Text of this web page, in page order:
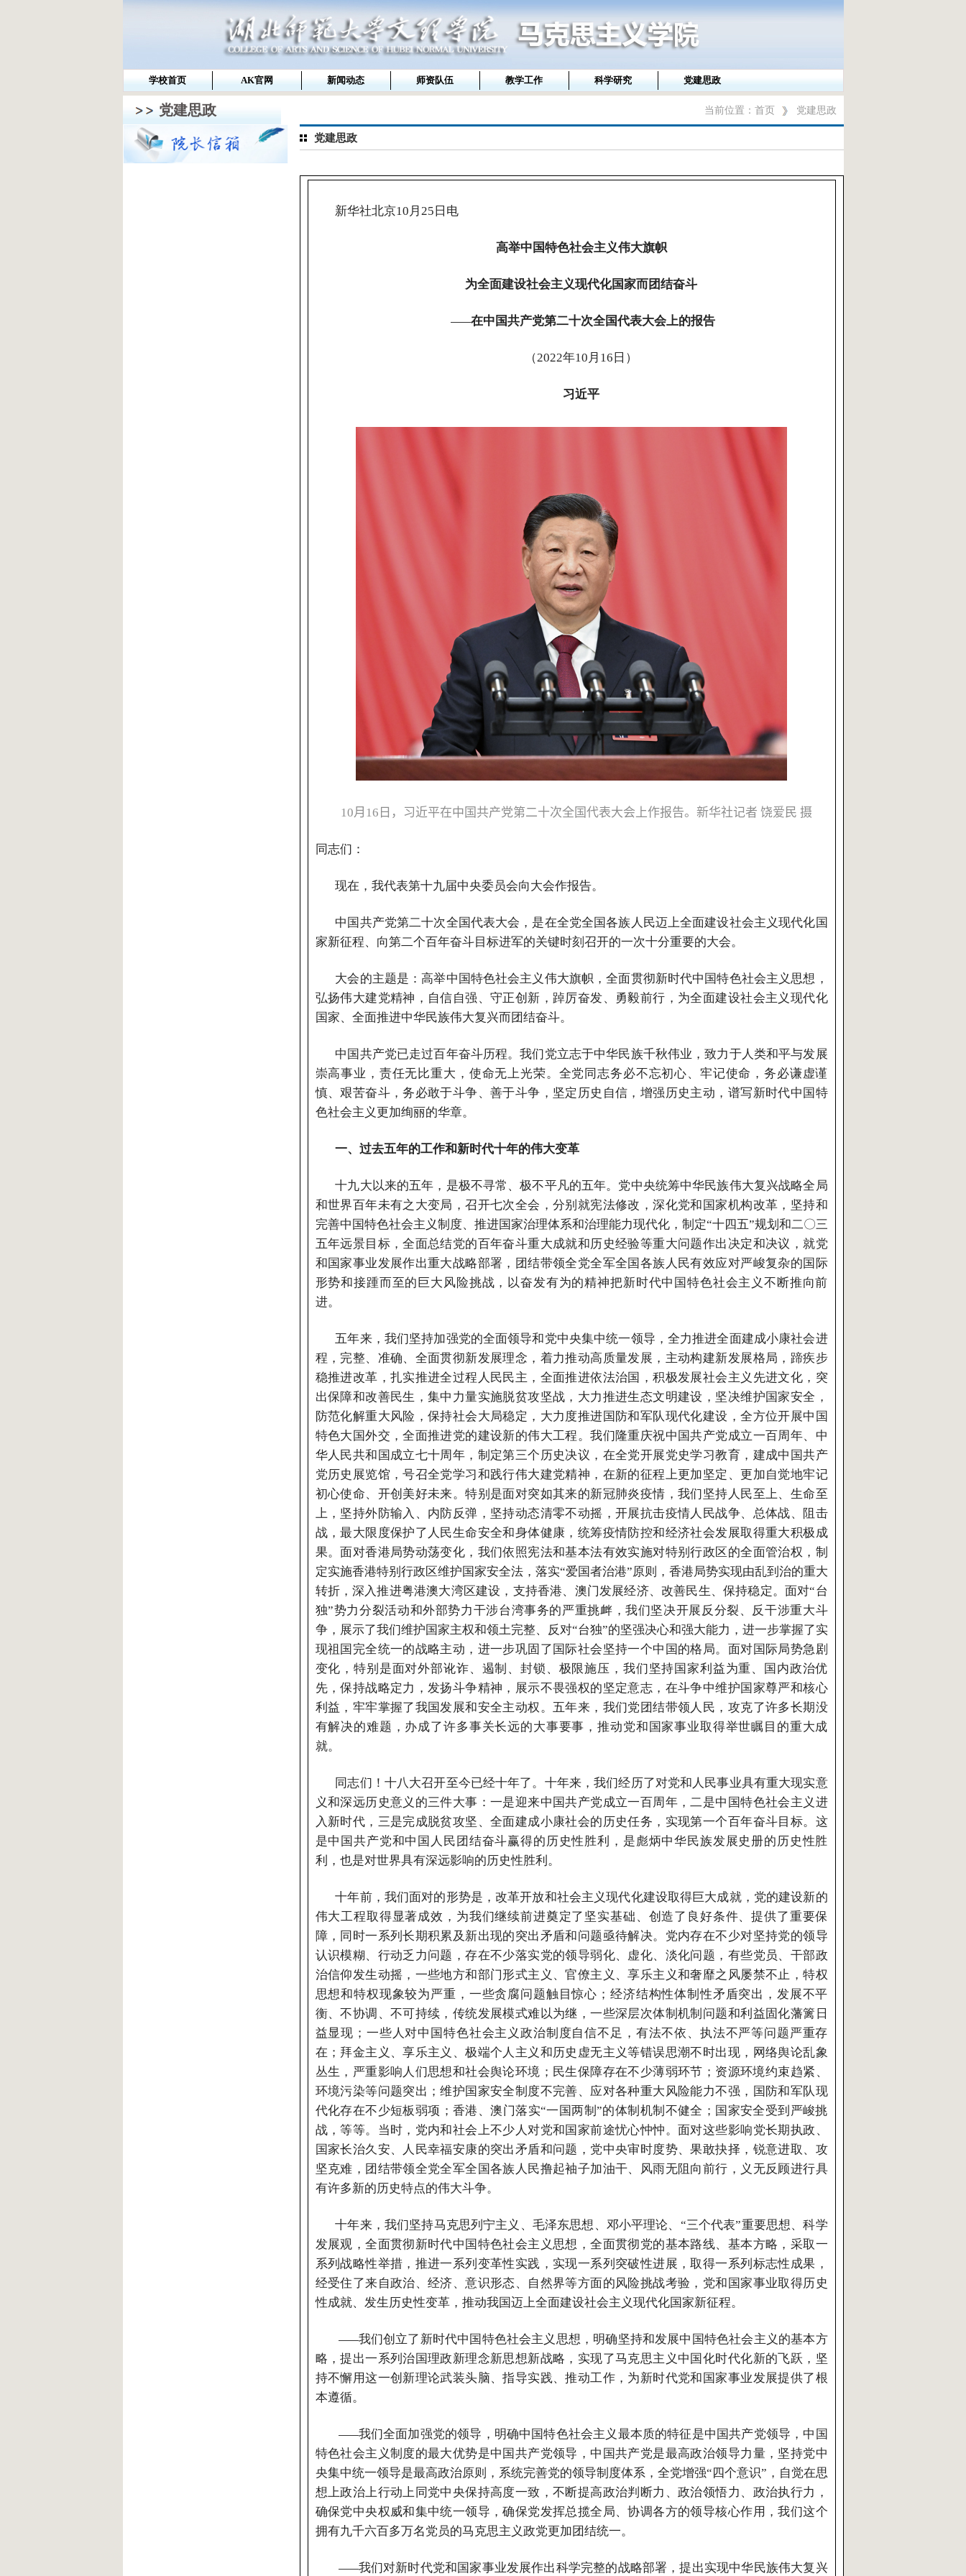
学校首页 AK官网 新闻动态 师资队伍 教学工作 科学研究 党建思政
党建思政 当前位置： 首页 党建思政
党建思政
新华社北京10 月25 日电
高举中国特色社会主义伟大旗帜
为全面建设社会主义现代化国家而团结奋斗
——在中国共产党第二十次全国代表大会上的报告
（2022年10 月 16 日）
习近平
10月 16 日，习近平在中国共产党第二十次全国代表大会上作报告。新华社记者 饶爱民 摄
同志们：
现在，我代表第十九届中央委员会向大会作报告。
中国共产党第二十次全国代表大会，是在全党全国各族人民迈上全面建设社会主义现代化国
家新征程、向第二个百年奋斗目标进军的关键时刻召开的一次十分重要的大会。
大会的主题是：高举中国特色社会主义伟大旗帜，全面贯彻新时代中国特色社会主义思想，
弘扬伟大建党精神，自信自强、守正创新，踔厉奋发、勇毅前行，为全面建设社会主义现代化
国家、全面推进中华民族伟大复兴而团结奋斗。
中国共产党已走过百年奋斗历程。我们党立志于中华民族千秋伟业，致力于人类和平与发展
崇高事业，责任无比重大，使命无上光荣。全党同志务必不忘初心、牢记使命，务必谦虚谨
慎、艰苦奋斗，务必敢于斗争、善于斗争，坚定历史自信，增强历史主动，谱写新时代中国特
色社会主义更加绚丽的华章。
一、过去五年的工作和新时代十年的伟大变革
十九大以来的五年，是极不寻常、极不平凡的五年。党中央统筹中华民族伟大复兴战略全局
和世界百年未有之大变局，召开七次全会，分别就宪法修改，深化党和国家机构改革，坚持和
完善中国特色社会主义制度、推进国家治理体系和治理能力现代化，制定“十四五”规划和二〇三
五年远景目标，全面总结党的百年奋斗重大成就和历史经验等重大问题作出决定和决议，就党
和国家事业发展作出重大战略部署，团结带领全党全军全国各族人民有效应对严峻复杂的国际
形势和接踵而至的巨大风险挑战，以奋发有为的精神把新时代中国特色社会主义不断推向前
进。
五年来，我们坚持加强党的全面领导和党中央集中统一领导，全力推进全面建成小康社会进
程，完整、准确、全面贯彻新发展理念，着力推动高质量发展，主动构建新发展格局，蹄疾步
稳推进改革，扎实推进全过程人民民主，全面推进依法治国，积极发展社会主义先进文化，突
出保障和改善民生，集中力量实施脱贫攻坚战，大力推进生态文明建设，坚决维护国家安全，
防范化解重大风险，保持社会大局稳定，大力度推进国防和军队现代化建设，全方位开展中国
特色大国外交，全面推进党的建设新的伟大工程。我们隆重庆祝中国共产党成立一百周年、中
华人民共和国成立七十周年，制定第三个历史决议，在全党开展党史学习教育，建成中国共产
党历史展览馆，号召全党学习和践行伟大建党精神，在新的征程上更加坚定、更加自觉地牢记
初心使命、开创美好未来。特别是面对突如其来的新冠肺炎疫情，我们坚持人民至上、生命至
上，坚持外防输入、内防反弹，坚持动态清零不动摇，开展抗击疫情人民战争、总体战、阻击
战，最大限度保护了人民生命安全和身体健康，统筹疫情防控和经济社会发展取得重大积极成
果。面对香港局势动荡变化，我们依照宪法和基本法有效实施对特别行政区的全面管治权，制
定实施香港特别行政区维护国家安全法，落实“爱国者治港”原则，香港局势实现由乱到治的重大
转折，深入推进粤港澳大湾区建设，支持香港、澳门发展经济、改善民生、保持稳定。面对“台
独”势力分裂活动和外部势力干涉台湾事务的严重挑衅，我们坚决开展反分裂、反干涉重大斗
争，展示了我们维护国家主权和领土完整、反对“台独”的坚强决心和强大能力，进一步掌握了实
现祖国完全统一的战略主动，进一步巩固了国际社会坚持一个中国的格局。面对国际局势急剧
变化，特别是面对外部讹诈、遏制、封锁、极限施压，我们坚持国家利益为重、国内政治优
先，保持战略定力，发扬斗争精神，展示不畏强权的坚定意志，在斗争中维护国家尊严和核心
利益，牢牢掌握了我国发展和安全主动权。五年来，我们党团结带领人民，攻克了许多长期没
有解决的难题，办成了许多事关长远的大事要事，推动党和国家事业取得举世瞩目的重大成
就。
同志们！十八大召开至今已经十年了。十年来，我们经历了对党和人民事业具有重大现实意
义和深远历史意义的三件大事：一是迎来中国共产党成立一百周年，二是中国特色社会主义进
入新时代，三是完成脱贫攻坚、全面建成小康社会的历史任务，实现第一个百年奋斗目标。这
是中国共产党和中国人民团结奋斗赢得的历史性胜利，是彪炳中华民族发展史册的历史性胜
利，也是对世界具有深远影响的历史性胜利。
十年前，我们面对的形势是，改革开放和社会主义现代化建设取得巨大成就，党的建设新的
伟大工程取得显著成效，为我们继续前进奠定了坚实基础、创造了良好条件、提供了重要保
障，同时一系列长期积累及新出现的突出矛盾和问题亟待解决。党内存在不少对坚持党的领导
认识模糊、行动乏力问题，存在不少落实党的领导弱化、虚化、淡化问题，有些党员、干部政
治信仰发生动摇，一些地方和部门形式主义、官僚主义、享乐主义和奢靡之风屡禁不止，特权
思想和特权现象较为严重，一些贪腐问题触目惊心；经济结构性体制性矛盾突出，发展不平
衡、不协调、不可持续，传统发展模式难以为继，一些深层次体制机制问题和利益固化藩篱日
益显现；一些人对中国特色社会主义政治制度自信不足，有法不依、执法不严等问题严重存
在；拜金主义、享乐主义、极端个人主义和历史虚无主义等错误思潮不时出现，网络舆论乱象
丛生，严重影响人们思想和社会舆论环境；民生保障存在不少薄弱环节；资源环境约束趋紧、
环境污染等问题突出；维护国家安全制度不完善、应对各种重大风险能力不强，国防和军队现
代化存在不少短板弱项；香港、澳门落实“一国两制”的体制机制不健全；国家安全受到严峻挑
战，等等。当时，党内和社会上不少人对党和国家前途忧心忡忡。面对这些影响党长期执政、
国家长治久安、人民幸福安康的突出矛盾和问题，党中央审时度势、果敢抉择，锐意进取、攻
坚克难，团结带领全党全军全国各族人民撸起袖子加油干、风雨无阻向前行，义无反顾进行具
有许多新的历史特点的伟大斗争。
十年来，我们坚持马克思列宁主义、毛泽东思想、邓小平理论、“三个代表”重要思想、科学
发展观，全面贯彻新时代中国特色社会主义思想，全面贯彻党的基本路线、基本方略，采取一
系列战略性举措，推进一系列变革性实践，实现一系列突破性进展，取得一系列标志性成果，
经受住了来自政治、经济、意识形态、自然界等方面的风险挑战考验，党和国家事业取得历史
性成就、发生历史性变革，推动我国迈上全面建设社会主义现代化国家新征程。
——我们创立了新时代中国特色社会主义思想，明确坚持和发展中国特色社会主义的基本方
略，提出一系列治国理政新理念新思想新战略，实现了马克思主义中国化时代化新的飞跃，坚
持不懈用这一创新理论武装头脑、指导实践、推动工作，为新时代党和国家事业发展提供了根
本遵循。
——我们全面加强党的领导，明确中国特色社会主义最本质的特征是中国共产党领导，中国
特色社会主义制度的最大优势是中国共产党领导，中国共产党是最高政治领导力量，坚持党中
央集中统一领导是最高政治原则，系统完善党的领导制度体系，全党增强“四个意识”，自觉在思
想上政治上行动上同党中央保持高度一致，不断提高政治判断力、政治领悟力、政治执行力，
确保党中央权威和集中统一领导，确保党发挥总揽全局、协调各方的领导核心作用，我们这个
拥有九千六百多万名党员的马克思主义政党更加团结统一。
——我们对新时代党和国家事业发展作出科学完整的战略部署，提出实现中华民族伟大复兴